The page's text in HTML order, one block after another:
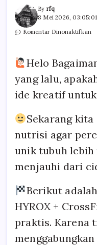
By rfq
8 Mei 2026, 03:05:01
Komentar Dinonaktifkan
Helo
yang lalu,
ide kreatif
Sekarang
nutrisi agar
unik tubuh lebih
menjauhi dari
Berikut
HYROX +
praktis. Karena